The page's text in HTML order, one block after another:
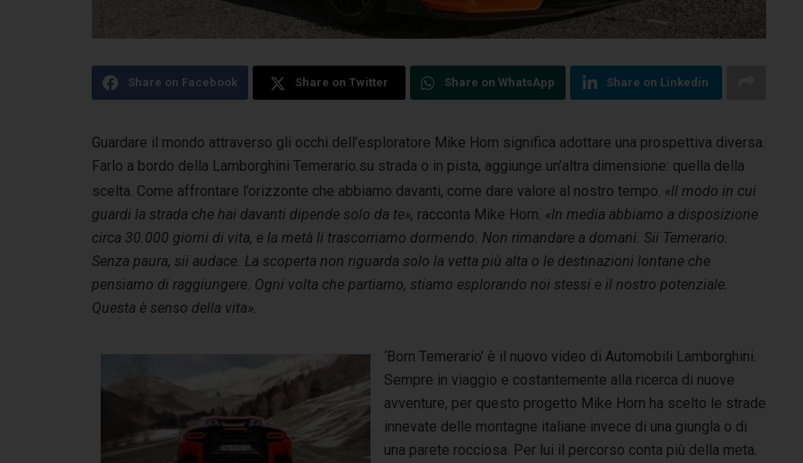
Share on Facebook Share on Twitter Share on WhatsApp Share on Linkedin
Guardare il mondo attraverso gli occhi dell’esploratore Mike Horn significa adottare una prospettiva diversa.
Farlo a bordo della Lamborghini Temerario su strada o in pista, aggiunge un’altra dimensione: quella della
scelta. Come affrontare l’orizzonte che abbiamo davanti, come dare valore al nostro tempo. «Il modo in cui
guardi la strada che hai davanti dipende solo da te», racconta Mike Horn. «In media abbiamo a disposizione
circa 30.000 giorni di vita, e la metà li trascorriamo dormendo. Non rimandare a domani. Sii Temerario.
Senza paura, sii audace. La scoperta non riguarda solo la vetta più alta o le destinazioni lontane che
pensiamo di raggiungere. Ogni volta che partiamo, stiamo esplorando noi stessi e il nostro potenziale.
Questa è senso della vita».
‘Born Temerario’ è il nuovo video di Automobili Lamborghini.
Sempre in viaggio e costantemente alla ricerca di nuove
avventure, per questo progetto Mike Horn ha scelto le strade
innevate delle montagne italiane invece di una giungla o di
una parete rocciosa. Per lui il percorso conta più della meta.